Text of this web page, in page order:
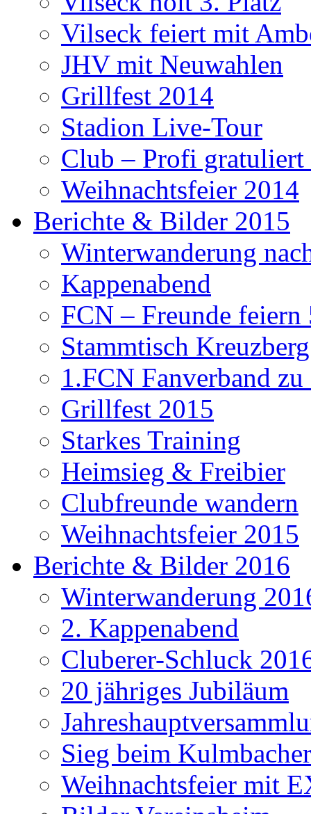
Vilseck feiert mit
JHV mit Neuwahlen
Grillfest 2014
Stadion Live-Tour
Club – Profi gratuliert
Weihnachtsfeier 2014
Berichte & Bilder 2015
Winterwanderung
Kappenabend
FCN – Freunde feiern
Stammtisch Kreuzberg
1.FCN Fanverband
Grillfest 2015
Starkes Training
Heimsieg & Freibier
Clubfreunde wandern
Weihnachtsfeier 2015
Berichte & Bilder 2016
Winterwanderung
2. Kappenabend
Cluberer-Schluck
20 jähriges Jubiläum
Sieg beim
Weihnachtsfeier mit